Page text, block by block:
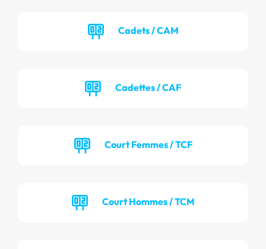
Cadets / CAM
Cadettes / CAF
Court Femmes / TCF
Court Hommes / TCM